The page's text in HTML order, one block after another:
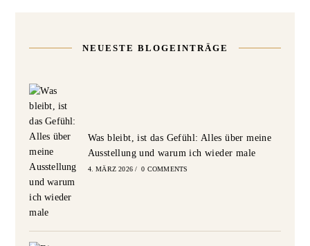
NEUESTE BLOGEINTRÄGE
Was bleibt, ist das Gefühl: Alles über meine
Ausstellung und warum ich wieder male
4. MÄRZ 2026 / 0 COMMENTS